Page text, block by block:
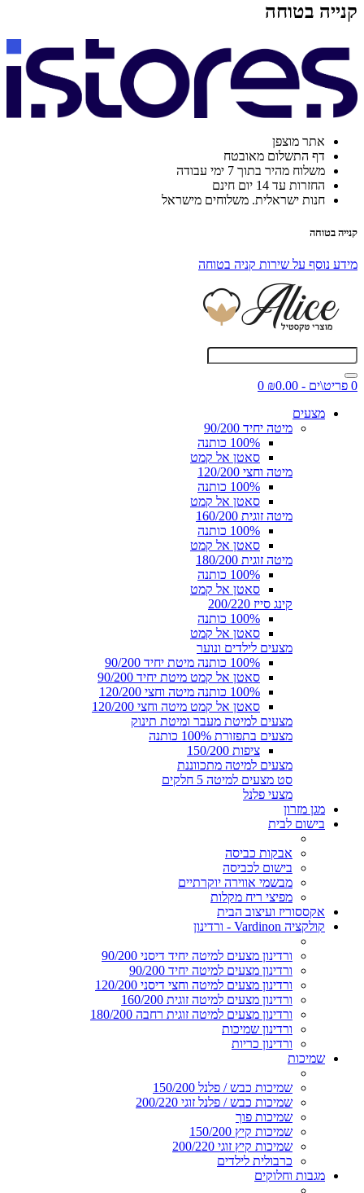
קנייה בטוחה
אתר מוצפן
דף התשלום מאובטח
משלוח מהיר בתוך 7 ימי עבודה
החזרות עד 14 יום חינם
חנות ישראלית. משלוחים מישראל
קנייה בטוחה
מידע נוסף על שירות קניה בטוחה
0 פריט\ים - ₪0.00
0
מצעים
מיטה יחיד 90/200
100% כותנה
סאטן אל קמט
מיטה וחצי 120/200
100% כותנה
סאטן אל קמט
מיטה זוגית 160/200
100% כותנה
סאטן אל קמט
מיטה זוגית 180/200
100% כותנה
סאטן אל קמט
קינג סייז 200/220
100% כותנה
סאטן אל קמט
מצעים לילדים ונוער
100% כותנה מיטת יחיד 90/200
סאטן אל קמט מיטת יחיד 90/200
100% כותנה מיטה וחצי 120/200
סאטן אל קמט מיטה וחצי 120/200
מצעים למיטת מעבר ומיטת תינוק
מצעים בתפזורת 100% כותנה
ציפות 150/200
מצעים למיטה מתכווננת
סט מצעים למיטה 5 חלקים
מצעי פלנל
מגן מזרון
בישום לבית
אבקות כביסה
בישום לכביסה
מבשמי אווירה יוקרתיים
מפיצי ריח מקלות
אקססוריז ועיצוב הבית
קולקציה Vardinon - ורדינון
ורדינון מצעים למיטה יחיד דיסני 90/200
ורדינון מצעים למיטה יחיד 90/200
ורדינון מצעים למיטה וחצי דיסני 120/200
ורדינון מצעים למיטה זוגית 160/200
ורדינון מצעים למיטה זוגית רחבה 180/200
ורדינון שמיכות
ורדינון כריות
שמיכות
שמיכות כבש / פלנל 150/200
שמיכות כבש / פלנל זוגי 200/220
שמיכות פוך
שמיכות קיץ 150/200
שמיכות קיץ זוגי 200/220
כרבולית לילדים
מגבות וחלוקים